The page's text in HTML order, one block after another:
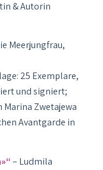
& Autorin
Meerjungfrau,
25 Exemplare,
und signiert;
Marina Zwetajewa
Avantgarde in
– Ludmila